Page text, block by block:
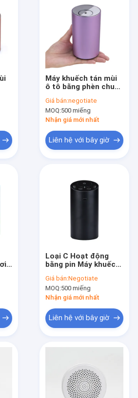
Máy khuếch tán mùi
ô tô bằng phèn chua,
chất làm mát không
khí ô tô
Giá bán:negotiate
MOQ:500 miếng
Nhận giá mới nhất
Liên hệ với bây giờ
Loại C Hoạt động
bằng pin Máy khuếch
Tinh dầu Dung tích
15-20ml
Giá bán:Negotiate
MOQ:500 miếng
Nhận giá mới nhất
Liên hệ với bây giờ